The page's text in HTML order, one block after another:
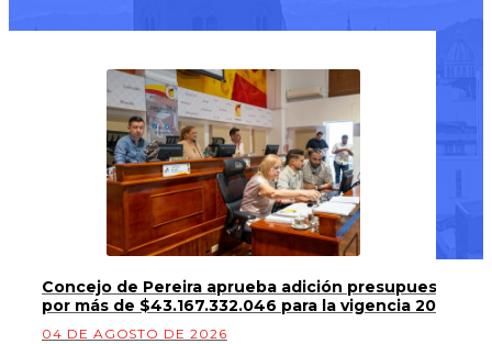
Concejo de Pereira aprueba adición presupuestal
por más de $43.167.332.046 para la vigencia 2026.
04 DE AGOSTO DE 2026